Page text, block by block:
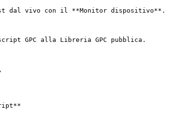
dal vivo con il **Monitor dispositivo**.
GPC alla Libreria GPC pubblica.